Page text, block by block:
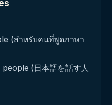
(สำหรับคนที่พูดภาษา
(日本語を話す人